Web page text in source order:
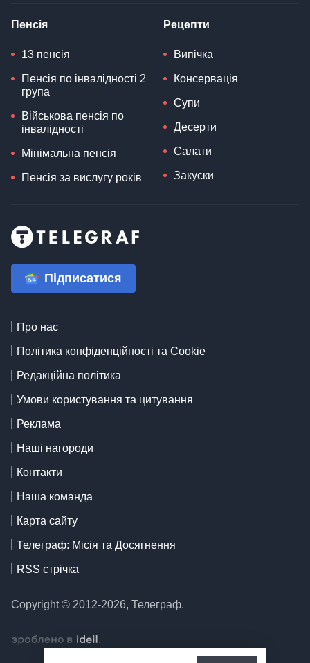
Пенсія
13 пенсія
Пенсія по інвалідності 2
група
Військова пенсія по
інвалідності
Мінімальна пенсія
Пенсія за вислугу років
Рецепти
Випічка
Консервація
Супи
Десерти
Салати
Закуски
Підписатися
Про нас
Політика конфіденційності та Cookie
Редакційна політика
Умови користування та цитування
Реклама
Наші нагороди
Контакти
Наша команда
Карта сайту
Телеграф: Місія та Досягнення
RSS стрічка
Copyright © 2012-2026, Телеграф.